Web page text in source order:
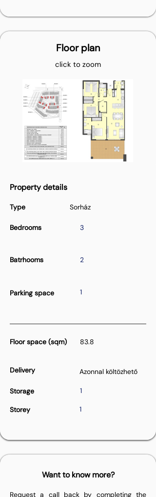
Floor plan
click to zoom
Property details
Type
Bedrooms
Sorház
3
Batrhooms 2
Parking space 1
Floor space (sqm) 83.8
Delivery Azonnal költözhető
Storage 1
Storey 1
Want to know more?
Request a call back by completing the